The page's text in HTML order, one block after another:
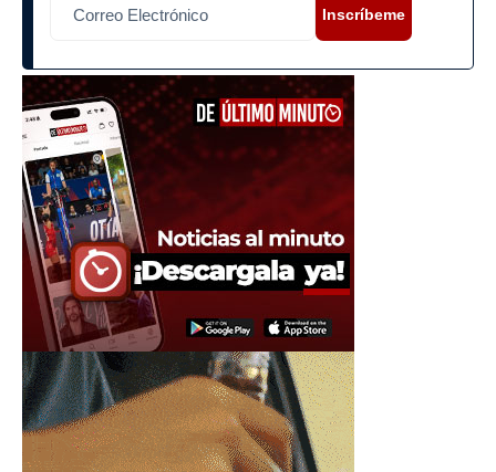
Inscríbeme